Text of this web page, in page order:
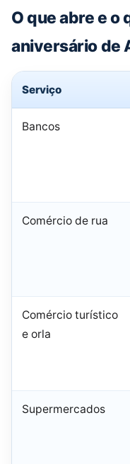
O que abre e o
aniversário de
Serviço
Bancos
Comércio de rua
Comércio turístico
e orla
Supermercados